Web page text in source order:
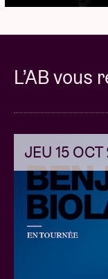
L’AB vous
JEU 15 OCT